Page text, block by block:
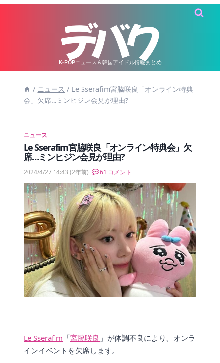
K-POPニュース＆韓国アイドル情報まとめ
/ ニュース / Le Sserafim宮脇咲良「オンライン特典
会」欠席…ミンヒジン会見が理由?
ニュース
Le Sserafim宮脇咲良「オンライン特典会」欠
席…ミンヒジン会見が理由?
2024/4/27 14:43 (2年前) 61 コメント
Le Sserafim 「宮脇咲良 」が体調不良により、オンラ
インイベントを欠席します。